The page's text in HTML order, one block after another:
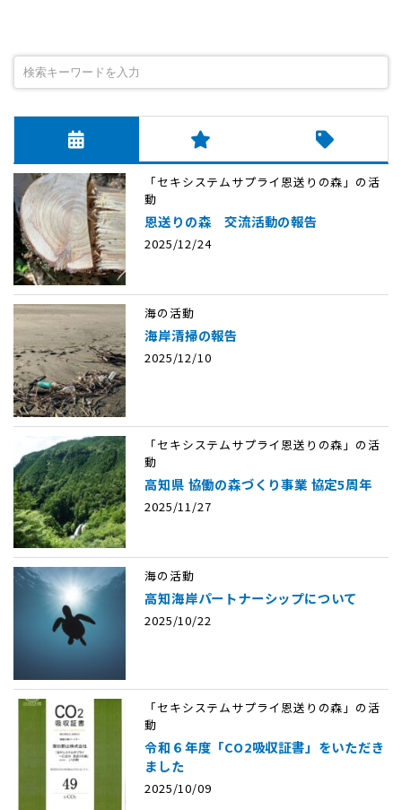
「セキシステムサプライ恩送りの森」の活
動
恩送りの森 交流活動の報告
2025/12/24
海の活動
海岸清掃の報告
2025/12/10
「セキシステムサプライ恩送りの森」の活
動
高知県 協働の森づくり事業 協定5周年
2025/11/27
海の活動
高知海岸パートナーシップについて
2025/10/22
「セキシステムサプライ恩送りの森」の活
動
令和６年度「CO2吸収証書」をいただき
ました
2025/10/09